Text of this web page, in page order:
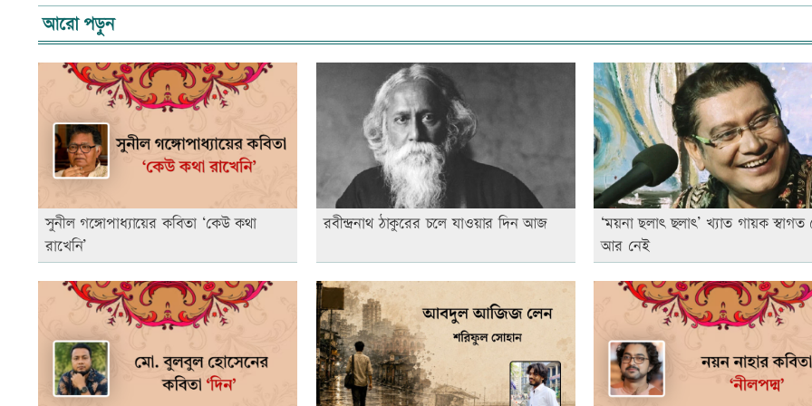
আরো পড়ুন
সুনীল গঙ্গোপাধ্যায়ের কবিতা ‘কেউ কথা
রাখেনি’
রবীন্দ্রনাথ ঠাকুরের চলে যাওয়ার দিন আজ
‘ময়না ছলাৎ ছলাৎ’ খ্যাত গায়ক স্বাগত
আর নেই